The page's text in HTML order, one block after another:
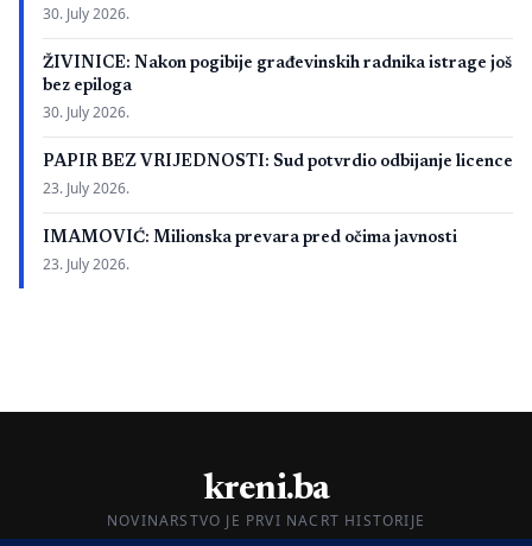
30. July 2026.
ŽIVINICE: Nakon pogibije građevinskih radnika istrage još
bez epiloga
30. July 2026.
PAPIR BEZ VRIJEDNOSTI: Sud potvrdio odbijanje licence
23. July 2026.
IMAMOVIĆ: Milionska prevara pred očima javnosti
23. July 2026.
kreni.ba
NOVINARSTVO JE PRVI NACRT HISTORIJE